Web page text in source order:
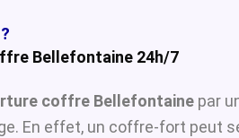
Bellefontaine 24h/7
coffre Bellefontaine par
En effet, un coffre-fort peut